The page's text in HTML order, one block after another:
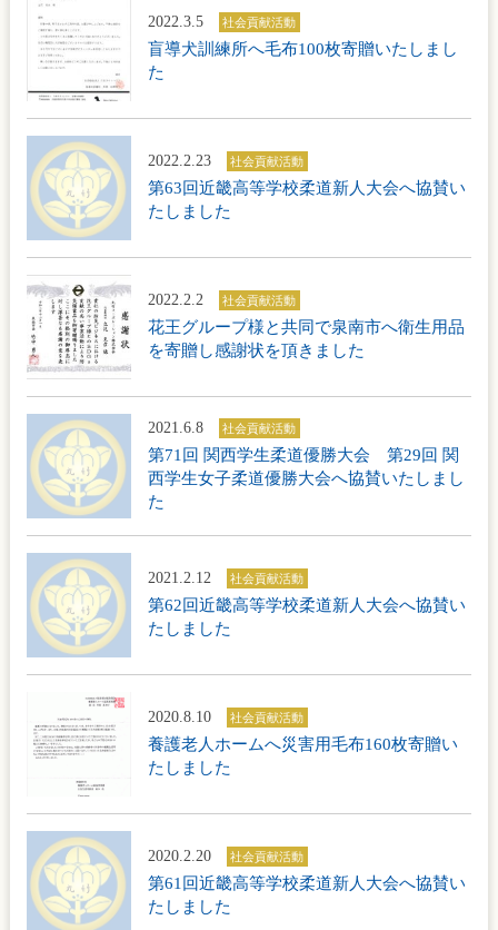
2022.3.5 社会貢献活動
盲導犬訓練所へ毛布100枚寄贈いたしまし
た
2022.2.23 社会貢献活動
第63回近畿高等学校柔道新人大会へ協賛い
たしました
2022.2.2 社会貢献活動
花王グループ様と共同で泉南市へ衛生用品
を寄贈し感謝状を頂きました
2021.6.8 社会貢献活動
第71回 関西学生柔道優勝大会 第29回 関
西学生女子柔道優勝大会へ協賛いたしまし
た
2021.2.12 社会貢献活動
第62回近畿高等学校柔道新人大会へ協賛い
たしました
2020.8.10 社会貢献活動
養護老人ホームへ災害用毛布160枚寄贈い
たしました
2020.2.20 社会貢献活動
第61回近畿高等学校柔道新人大会へ協賛い
たしました